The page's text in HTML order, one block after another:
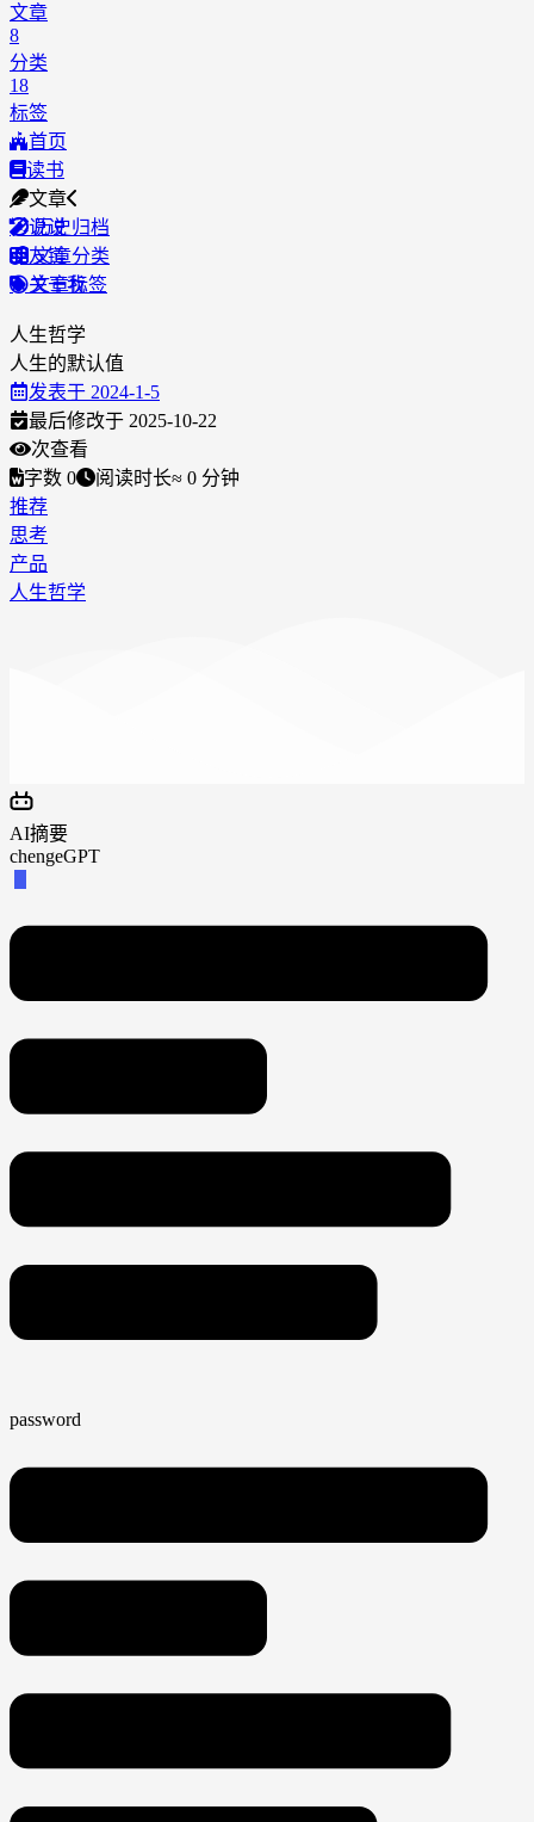
文章
8
分类
18
标签
首页
读书
文章
历史归档
文章分类
文章标签
说说
友链
关于我
人生哲学
人生的默认值
发表于 2024-1-5
最后修改于 2025-10-22
次查看
字数 0 阅读时长≈ 0 分钟
推荐
思考
产品
人生哲学
AI摘要
chengeGPT
password